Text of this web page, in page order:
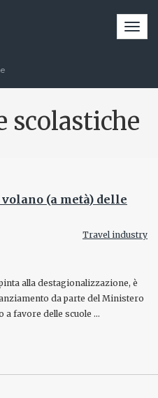
scolastiche
(a metà) delle
Travel industry
alla destagionalizzazione, è
da parte del Ministero
a favore delle scuole …